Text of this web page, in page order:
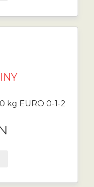
kg EURO 0-1-2